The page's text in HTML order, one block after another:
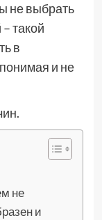
не выбрать
такой
в
и не
не
и